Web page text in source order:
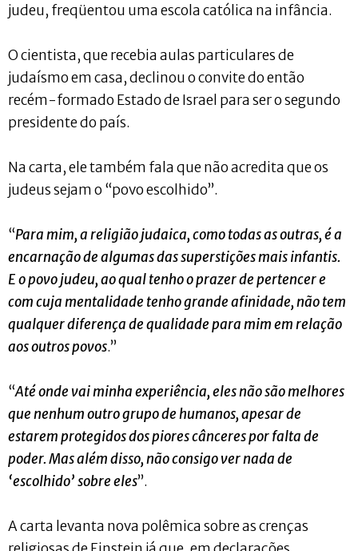
judeu, freqüentou uma escola católica na infância.
O cientista, que recebia aulas particulares de
judaísmo em casa, declinou o convite do então
recém-formado Estado de Israel para ser o segundo
presidente do país.
Na carta, ele também fala que não acredita que os
judeus sejam o “povo escolhido”.
“Para mim, a religião judaica, como todas as outras, é a
encarnação de algumas das superstições mais infantis.
E o povo judeu, ao qual tenho o prazer de pertencer e
com cuja mentalidade tenho grande afinidade, não tem
qualquer diferença de qualidade para mim em relação
aos outros povos.”
“Até onde vai minha experiência, eles não são melhores
que nenhum outro grupo de humanos, apesar de
estarem protegidos dos piores cânceres por falta de
poder. Mas além disso, não consigo ver nada de
‘escolhido’ sobre eles”.
A carta levanta nova polêmica sobre as crenças